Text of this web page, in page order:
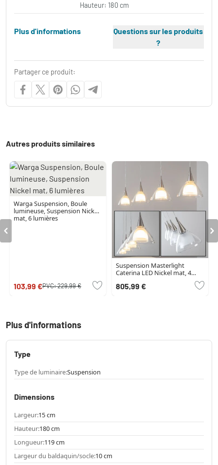
Hauteur: 180 cm
Plus d'informations
Questions sur les produits
?
Partager ce produit:
Autres produits similaires
Warga Suspension, Boule
lumineuse, Suspension Nickel
mat, 6 lumières
103,99 €PVC:229,99 €
Suspension Masterlight
Caterina LED Nickel mat, 4
805,99 €
Plus d'informations
Type
Type de luminaire:Suspension
Dimensions
Largeur:15 cm
Hauteur:180 cm
Longueur:119 cm
Largeur du baldaquin/socle:10 cm